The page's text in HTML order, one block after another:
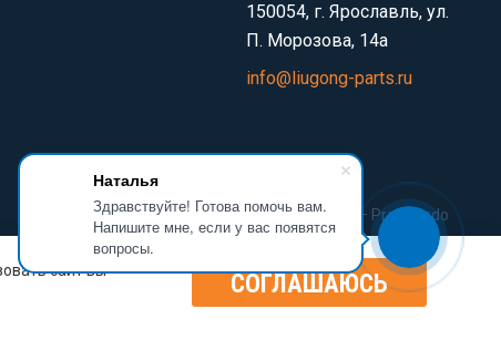
Наталья
Здравствуйте! Готова помочь вам.
Напишите мне, если у вас появятся
вопросы.
150054, г. Ярославль, ул.
П. Морозова, 14а
info@liugong-parts.ru
Разработка сайта — Prominado
сайт вы
СОГЛАШАЮСЬ